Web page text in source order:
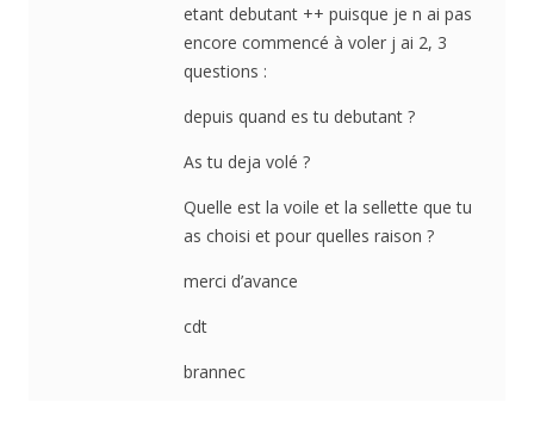
etant debutant ++ puisque je n ai pas
encore commencé à voler j ai 2, 3
questions :
depuis quand es tu debutant ?
As tu deja volé ?
Quelle est la voile et la sellette que tu
as choisi et pour quelles raison ?
merci d’avance
cdt
brannec